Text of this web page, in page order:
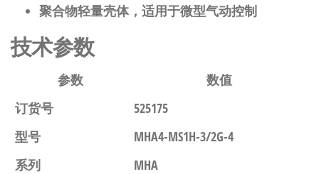
聚合物轻量壳体，适用于微型气动控制
技术参数
参数
数值
订货号
525175
型号
MHA4-MS1H-3/2G-4
系列
MHA